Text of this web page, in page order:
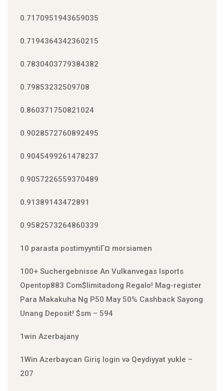
0.7170951943659035
0.7194364342360215
0.7830403779384382
0.79853232509708
0.860371750821024
0.9028572760892495
0.9045499261478237
0.9057226559370489
0.91389143472891
0.9582573264860339
10 parasta postimyyntiГ¤ morsiamen
100+ Suchergebnisse An Vulkanvegas Isports
Open️top883 Com$limitadong Regalo! Mag-register
Para Makakuha Ng P50 May 50% Cashback Sayong
Unang Deposit! $sm – 594
1win Azerbajany
1Win Azerbaycan Giriş login və Qeydiyyat yukle –
207